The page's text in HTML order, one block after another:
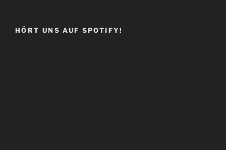
HÖRT UNS AUF SPOTIFY!